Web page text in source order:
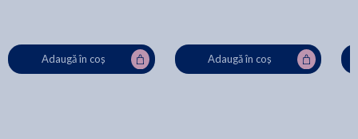
Adaugă în coș Adaugă în coș